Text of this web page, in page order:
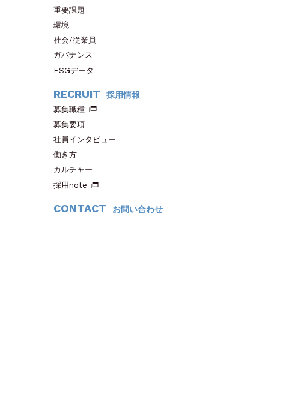
重要課題
環境
社会/従業員
ガバナンス
ESGデータ
RECRUIT 採用情報
募集職種
募集要項
社員インタビュー
働き方
カルチャー
採用note
CONTACT お問い合わせ